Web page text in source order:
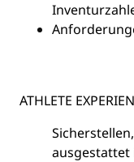
ATHLETE
ausgestattet